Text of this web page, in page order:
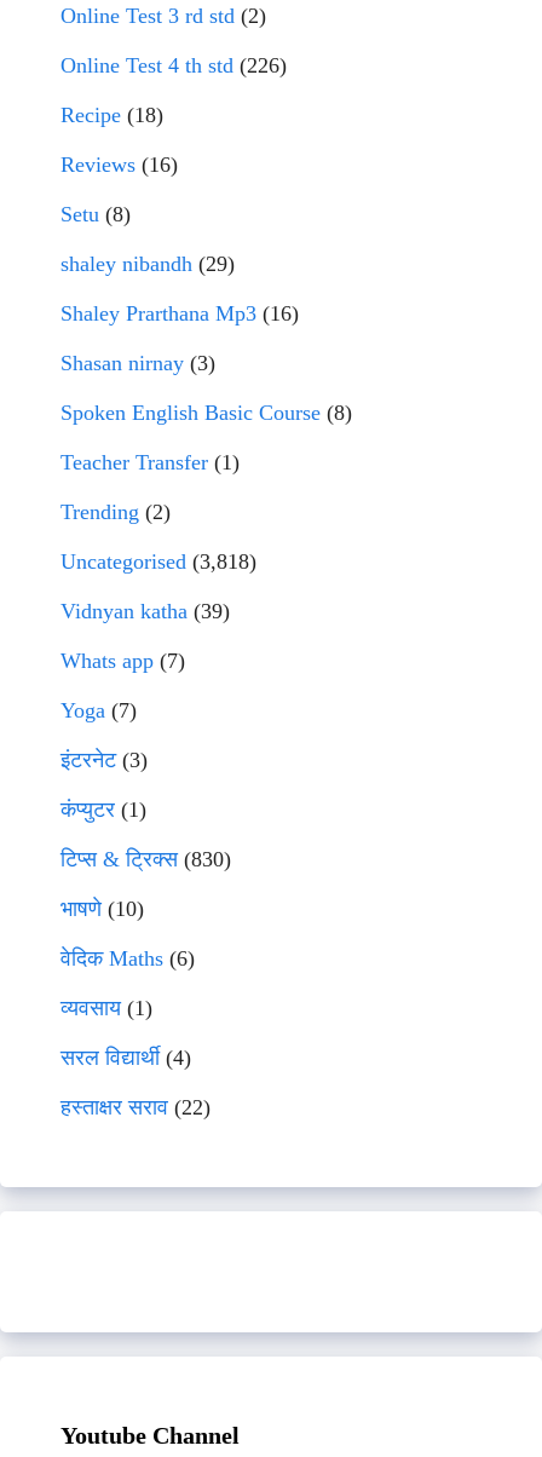
Online Test 3 rd std (2)
Online Test 4 th std (226)
Recipe (18)
Reviews (16)
Setu (8)
shaley nibandh (29)
Shaley Prarthana Mp3 (16)
Shasan nirnay (3)
Spoken English Basic Course (8)
Teacher Transfer (1)
Trending (2)
Uncategorised (3,818)
Vidnyan katha (39)
Whats app (7)
Yoga (7)
इंटरनेट(3)
कंप्युटर (1)
टिप्स & ट्रिक्स(830)
भाषणे(10)
वेदिक Maths (6)
व्यवसाय(1)
सरल विद्यार्थी(4)
हस्ताक्षर सराव (22)
Youtube Channel